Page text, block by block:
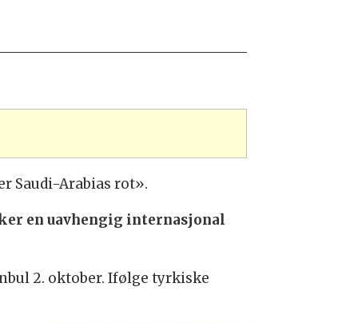
Saudi-Arabias rot».
en uavhengig internasjonal
2. oktober. Ifølge tyrkiske